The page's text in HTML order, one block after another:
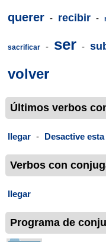
querer - recibir -
sacrificar - ser -
volver
Últimos verbos
llegar - Desactive
Verbos con
llegar
Programa de